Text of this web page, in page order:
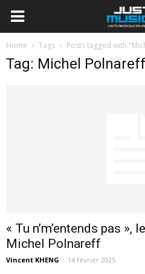
Home Tags Posts tagged with
Tag: Michel Polnareff
« Tu n’m’entends pas »,
Michel Polnareff
Vincent KHENG - 14 février 2025